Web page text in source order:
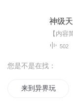
神级
502
您是不是在找：
来到异界玩